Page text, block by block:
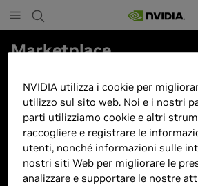
Marketplace
G3 SLAYER - NVIDIA
5080, Ryzen 9700X,
DDR5 6000Mhz, 1TB
Dissipatore 360mm,
Motherboard
NVIDIA utilizza i cookie per
utilizzo sul sito web. Noi e i nostri
parti utilizziamo cookie e altri
raccogliere e registrare le
utenti, nonché informazioni sulle
nostri siti Web per migliorare le
analizzare e supportare le nostre